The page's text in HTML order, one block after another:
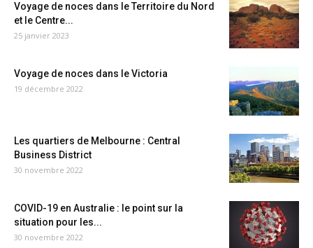
Voyage de noces dans le Territoire du Nord
et le Centre...
25 janvier 2023
Voyage de noces dans le Victoria
19 décembre 2022
Les quartiers de Melbourne : Central
Business District
30 novembre 2022
COVID-19 en Australie : le point sur la
situation pour les...
30 novembre 2022